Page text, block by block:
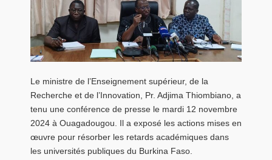
Le ministre de l’Enseignement supérieur, de la
Recherche et de l’Innovation, Pr. Adjima Thiombiano, a
tenu une conférence de presse le mardi 12 novembre
2024 à Ouagadougou. Il a exposé les actions mises en
œuvre pour résorber les retards académiques dans
les universités publiques du Burkina Faso.